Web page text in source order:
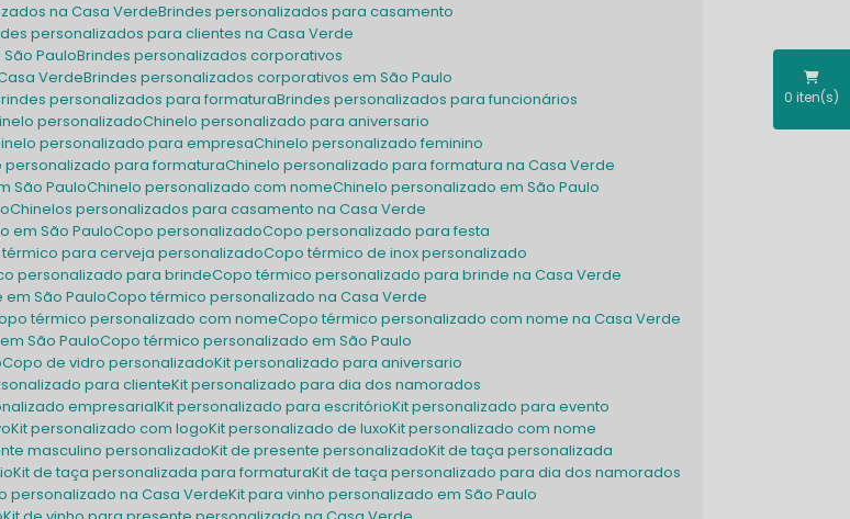
na Casa Verde Brindes personalizados para casamento
personalizados para clientes na Casa Verde
Paulo Brindes personalizados corporativos
Verde Brindes personalizados corporativos em São Paulo
Brindes personalizados para formatura Brindes personalizados para funcionários
personalizado Chinelo personalizado para aniversario
personalizado para empresa Chinelo personalizado feminino
personalizado para formatura Chinelo personalizado para formatura na Casa Verde
São Paulo Chinelo personalizado com nome Chinelo personalizado em São Paulo
Chinelos personalizados para casamento na Casa Verde
em São Paulo Copo personalizado Copo personalizado para festa
térmico para cerveja personalizado Copo térmico de inox personalizado
personalizado para brinde Copo térmico personalizado para brinde na Casa Verde
em São Paulo Copo térmico personalizado na Casa Verde
térmico personalizado com nome Copo térmico personalizado com nome na Casa Verde
São Paulo Copo térmico personalizado em São Paulo
Copo de vidro personalizado Kit personalizado para aniversario
para cliente Kit personalizado para dia dos namorados
empresarial Kit personalizado para escritório Kit personalizado para evento
Kit personalizado com logo Kit personalizado de luxo Kit personalizado com nome
masculino personalizado Kit de presente personalizado Kit de taça personalizada
Kit de taça personalizada para formatura Kit de taça personalizado para dia dos namorados
personalizado na Casa Verde Kit para vinho personalizado em São Paulo
0 iten(s)